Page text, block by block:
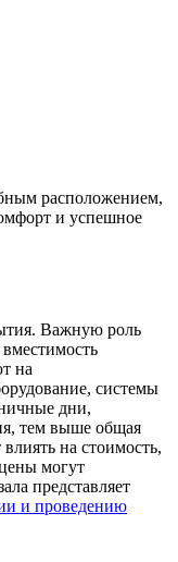
расположением,
и успешное
Важную роль
на
системы
дни,
тем выше общая
на стоимость,
могут
представляет
и проведению